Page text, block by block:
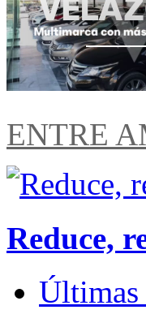
ENTRE
Reduce,
Últimas